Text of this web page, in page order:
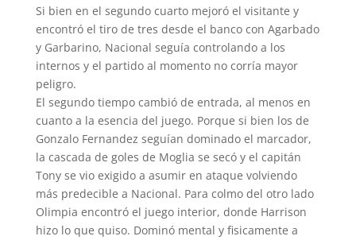
Si bien en el segundo cuarto mejoró el visitante y
encontró el tiro de tres desde el banco con Agarbado
y Garbarino, Nacional seguía controlando a los
internos y el partido al momento no corría mayor
peligro.
El segundo tiempo cambió de entrada, al menos en
cuanto a la esencia del juego. Porque si bien los de
Gonzalo Fernandez seguían dominado el marcador,
la cascada de goles de Moglia se secó y el capitán
Tony se vio exigido a asumir en ataque volviendo
más predecible a Nacional. Para colmo del otro lado
Olimpia encontró el juego interior, donde Harrison
hizo lo que quiso. Dominó mental y fisicamente a